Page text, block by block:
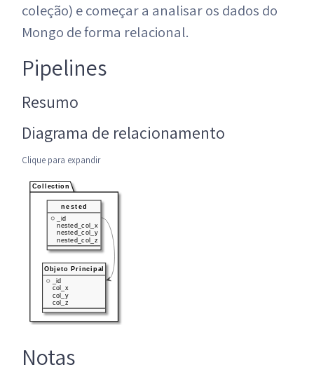
coleção) e começar a analisar os dados do
Mongo de forma relacional.
Pipelines
Resumo
Diagrama de relacionamento
Clique para expandir
Notas